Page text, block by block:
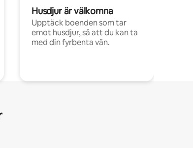
Husdjur är välkomna
Upptäck boenden som tar
emot husdjur, så att du kan ta
med din fyrbenta vän.